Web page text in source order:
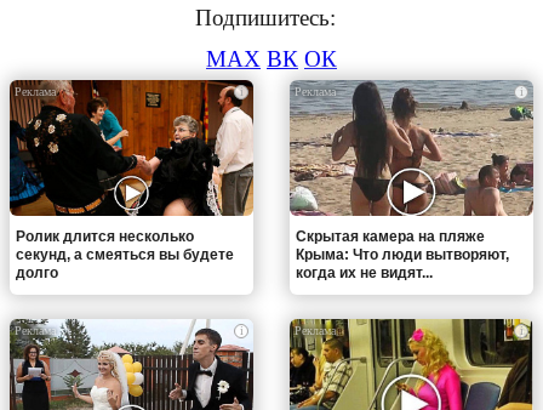
Подпишитесь:
MAX ВК ОК
i
Ролик длится несколько
секунд, а смеяться вы будете
долго
i
Скрытая камера на пляже
Крыма: Что люди вытворяют,
когда их не видят...
i i